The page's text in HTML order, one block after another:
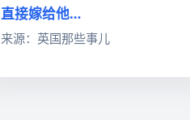
直接嫁给他…
来源：英国那些事儿